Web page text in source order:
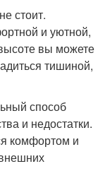
стоит.
и уютной,
вы можете
тишиной,
способ
и недостатки.
комфортом и